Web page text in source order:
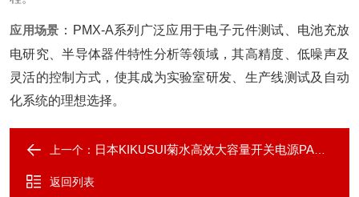
应用场景 ‌： PMX-A系列广泛应用于电子元件测试、电池充放
电研究、半导体器件特性分析等领域，其高精度、低噪声及
灵活的控制方式，使其成为实验室研发、生产线测试及自动
化系统的理想选择。
上一个： 日本KIKUSUI菊水高效大容量开关电源PAG系列
返回列表